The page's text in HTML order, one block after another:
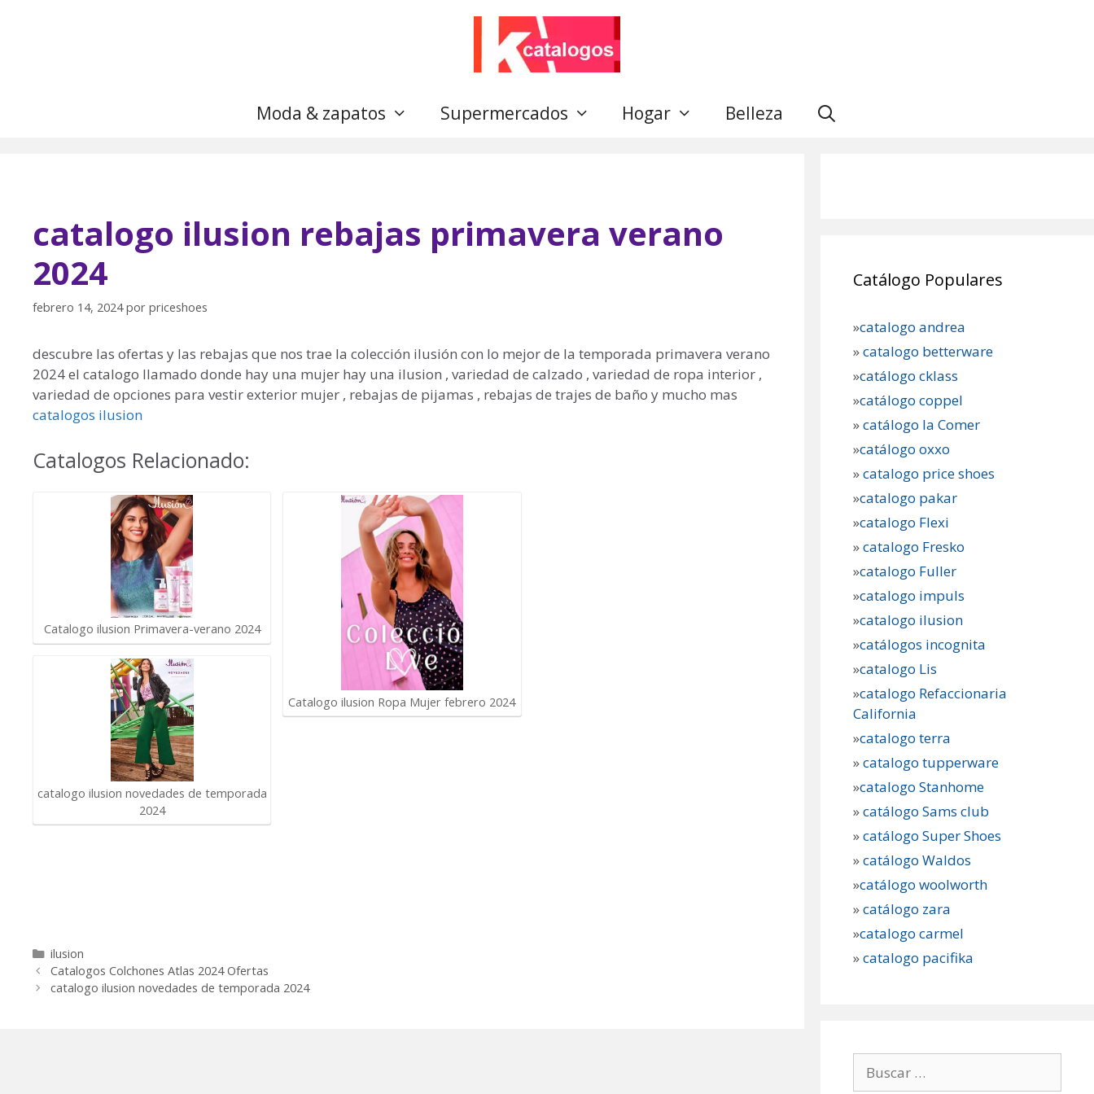
Moda & zapatos Supermercados Hogar Belleza
catalogo ilusion rebajas primavera verano
2024
febrero 14, 2024 por priceshoes
descubre las ofertas y las rebajas que nos trae la colección ilusión con lo mejor de la temporada primavera verano
2024 el catalogo llamado donde hay una mujer hay una ilusion , variedad de calzado , variedad de ropa interior ,
variedad de opciones para vestir exterior mujer , rebajas de pijamas , rebajas de trajes de baño y mucho mas
catalogos ilusion
Catalogos Relacionado:
Catalogo ilusion Primavera-verano 2024
catalogo ilusion novedades de temporada
2024
Catalogo ilusion Ropa Mujer febrero 2024
Categorías
ilusion
Catalogos Colchones Atlas 2024 Ofertas
catalogo ilusion novedades de temporada 2024
Catálogo Populares
»catalogo andrea
»catalogo betterware
»catálogo cklass
»catálogo coppel
»catálogo la Comer
»catálogo oxxo
»catalogo price shoes
»catalogo pakar
»catalogo Flexi
»catalogo Fresko
»catalogo Fuller
»catalogo impuls
»catalogo ilusion
»catálogos incognita
»catalogo Lis
»catalogo Refaccionaria
California
»catalogo terra
»catalogo tupperware
»catalogo Stanhome
»catálogo Sams club
»catálogo Super Shoes
»catálogo Waldos
»catálogo woolworth
»catálogo zara
»catalogo carmel
»catalogo pacifika